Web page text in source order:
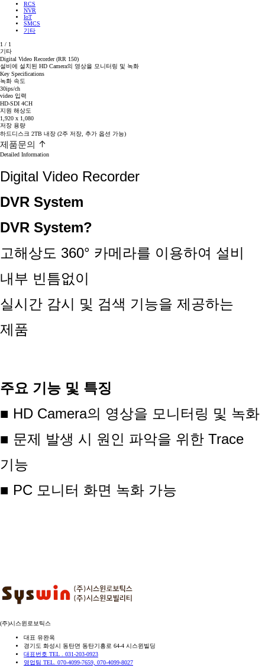
RCS
NVR
IoT
SMCS
기타
1 / 1
기타
Digital Video Recorder (RR 150)
설비에 설치된 HD Camera의 영상을 모니터링 및 녹화
Key Specifications
녹화 속도
30ips/ch
video 입력
HD-SDI 4CH
지원 해상도
1,920 x 1,080
저장 용량
하드디스크 2TB 내장 (2주 저장, 추가 옵션 가능)
제품문의
Detailed Information
Digital Video Recorder
DVR System
DVR System?
고해상도 360° 카메라를 이용하여 설비
내부 빈틈없이
실시간 감시 및 검색 기능을 제공하는
제품
주요 기능 및 특징
■ HD Camera의 영상을 모니터링 및 녹화
■ 문제 발생 시 원인 파악을 위한 Trace
기능
■ PC 모니터 화면 녹화 가능
(주)시스윈로보틱스
대표 유완옥
경기도 화성시 동탄면 동탄기흥로 64-4 시스윈빌딩
대표번호 TEL . 031-203-0923
영업팀 TEL. 070-4099-7659, 070-4099-8027